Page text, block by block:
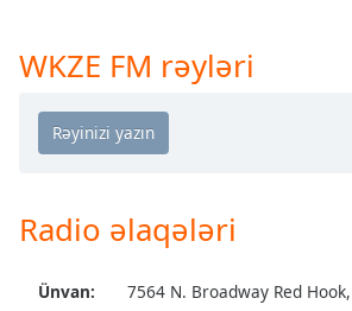
Text
Text
Color
WKZE FM rəyləri
Radio əlaqələri
Ünvan: 7564 N. Broadway Red